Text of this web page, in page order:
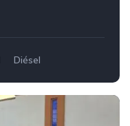
Diésel